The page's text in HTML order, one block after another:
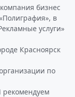
бизнес
в
услуги»
Красноярск
по